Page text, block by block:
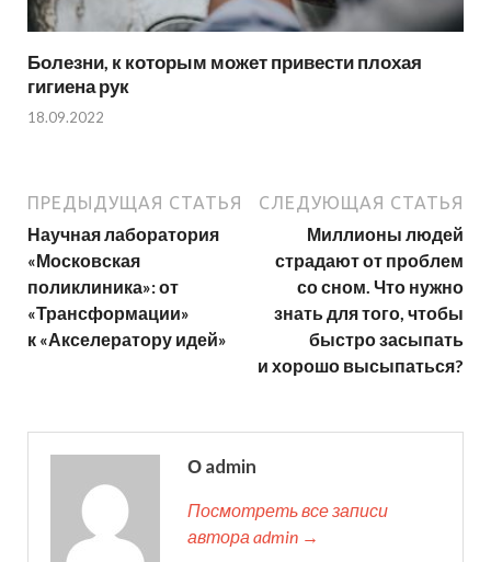
Болезни, к которым может привести плохая
гигиена рук
18.09.2022
ПРЕДЫДУЩАЯ СТАТЬЯ
Научная лаборатория
«Московская
поликлиника»: от
«Трансформации»
к «Акселератору идей»
СЛЕДУЮЩАЯ СТАТЬЯ
Миллионы людей
страдают от проблем
со сном. Что нужно
знать для того, чтобы
быстро засыпать
и хорошо высыпаться?
О admin
Посмотреть все записи
автора admin →